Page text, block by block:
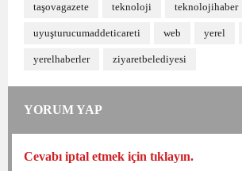
taşovagazete teknoloji teknolojihaber
uyuşturucumaddeticareti web yerel
yerelhaberler ziyaretbelediyesi
YORUM YAP
Cevabı iptal etmek için tıklayın.